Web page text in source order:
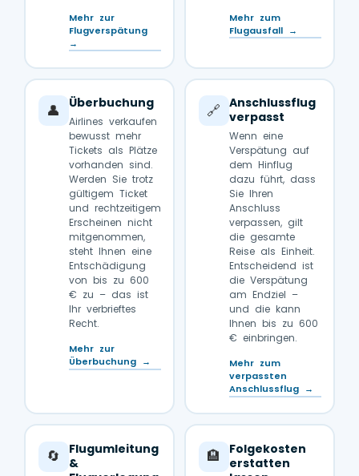
Mehr zur
Flugverspätung
→
Mehr zum
Flugausfall →
👤 Überbuchung
Airlines verkaufen
bewusst mehr
Tickets als Plätze
vorhanden sind.
Werden Sie trotz
gültigem Ticket
und rechtzeitigem
Erscheinen nicht
mitgenommen,
steht Ihnen eine
Entschädigung
von bis zu 600
€ zu – das ist
Ihr verbrieftes
Recht.
Mehr zur
Überbuchung →
🔗 Anschlussflug
verpasst
Wenn eine
Verspätung auf
dem Hinflug
dazu führt, dass
Sie Ihren
Anschluss
verpassen, gilt
die gesamte
Reise als Einheit.
Entscheidend ist
die Verspätung
am Endziel –
und die kann
Ihnen bis zu 600
€ einbringen.
Mehr zum
verpassten
Anschlussflug →
🔄
Flugumleitung
&
🏨
Folgekosten
erstatten